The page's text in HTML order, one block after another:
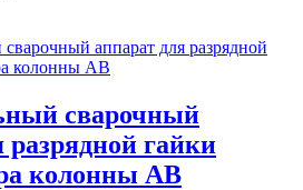
сварочный
разрядной гайки
колонны AB